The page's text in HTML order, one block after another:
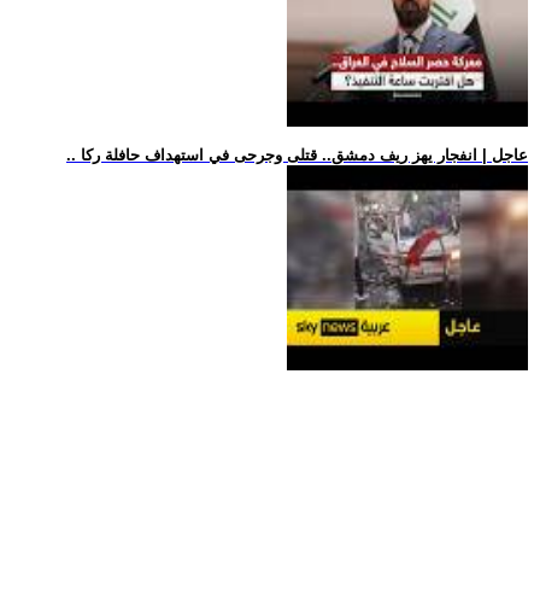
.. عاجل | انفجار يهز ريف دمشق.. قتلى وجرحى في استهداف حافلة ركا